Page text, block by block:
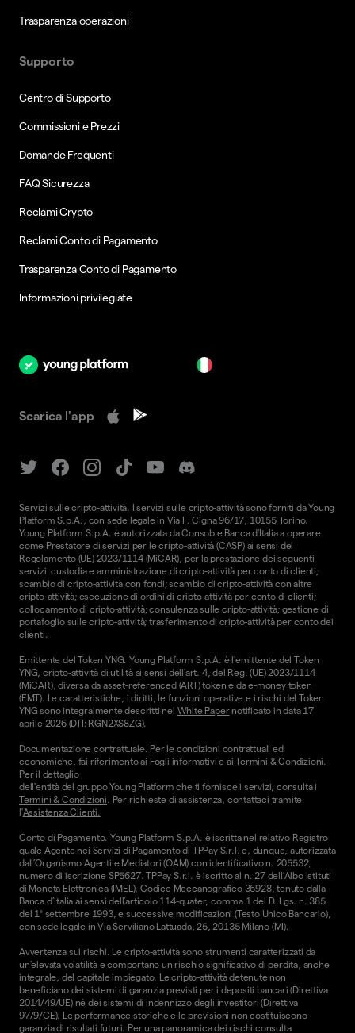
Trasparenza operazioni
Supporto
Centro di Supporto
Commissioni e Prezzi
Domande Frequenti
FAQ Sicurezza
Reclami Crypto
Reclami Conto di Pagamento
Trasparenza Conto di Pagamento
Informazioni privilegiate
Scarica l'app
Servizi sulle cripto-attività. I servizi sulle cripto-attività sono forniti da Young
Platform S.p.A., con sede legale in Via F. Cigna 96/17, 10155 Torino.
Young Platform S.p.A. è autorizzata da Consob e Banca d'Italia a operare
come Prestatore di servizi per le cripto-attività (CASP) ai sensi del
Regolamento (UE) 2023/1114 (MiCAR), per la prestazione dei seguenti
servizi: custodia e amministrazione di cripto-attività per conto di clienti;
scambio di cripto-attività con fondi; scambio di cripto-attività con altre
cripto-attività; esecuzione di ordini di cripto-attività per conto di clienti;
collocamento di cripto-attività; consulenza sulle cripto-attività; gestione di
portafoglio sulle cripto-attività; trasferimento di cripto-attività per conto dei
clienti.
Emittente del Token YNG. Young Platform S.p.A. è l'emittente del Token
YNG, cripto-attività di utilità ai sensi dell'art. 4, del Reg. (UE) 2023/1114
(MiCAR), diversa da asset-referenced (ART) token e da e-money token
(EMT). Le caratteristiche, i diritti, le funzioni operative e i rischi del Token
YNG sono integralmente descritti nel White Papernotificato in data 17
aprile 2026 (DTI: RGN2XS8ZG).
Documentazione contrattuale. Per le condizioni contrattuali ed
economiche, fai riferimento ai Fogli informativi e aiTermini & Condizioni.
Per il dettaglio
dell'entità del gruppo Young Platform che ti fornisce i servizi, consulta i
Termini & Condizioni. Per richieste di assistenza, contattaci tramite
l'Assistenza Clienti.
Conto di Pagamento. Young Platform S.p.A. è iscritta nel relativo Registro
quale Agente nei Servizi di Pagamento di TPPay S.r.l. e, dunque, autorizzata
dall’Organismo Agenti e Mediatori (OAM) con identificativo n. 205532,
numero di iscrizione SP5627. TPPay S.r.l. è iscritto al n. 27 dell’Albo Istituti
di Moneta Elettronica (IMEL), Codice Meccanografico 36928, tenuto dalla
Banca d’Italia ai sensi dell’articolo 114-quater, comma 1 del D. Lgs. n. 385
del 1° settembre 1993, e successive modificazioni (Testo Unico Bancario),
con sede legale in Via Serviliano Lattuada, 25, 20135 Milano (MI).
Avvertenza sui rischi. Le cripto-attività sono strumenti caratterizzati da
un'elevata volatilità e comportano un rischio significativo di perdita, anche
integrale, del capitale impiegato. Le cripto-attività detenute non
beneficiano dei sistemi di garanzia previsti per i depositi bancari (Direttiva
2014/49/UE) né dei sistemi di indennizzo degli investitori (Direttiva
97/9/CE). Le performance storiche e le previsioni non costituiscono
garanzia di risultati futuri. Per una panoramica dei rischi consulta